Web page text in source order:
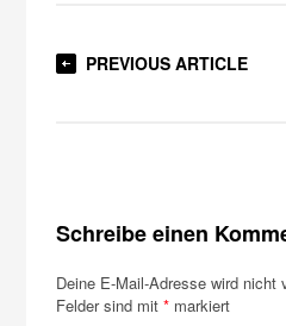
PREVIOUS ARTICLE
Schreibe einen
Deine E-Mail-Adresse wird nicht
Felder sind mit* markiert